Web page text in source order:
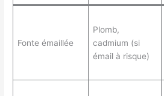
Fonte émaillée
Plomb,
cadmium (si
émail à risque)